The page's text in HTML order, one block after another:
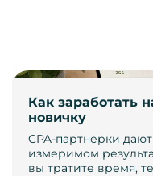
Как заработать
новичку
CPA-партнерки
измеримом
вы тратите время,